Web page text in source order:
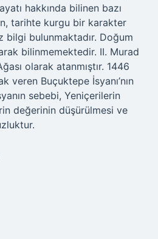
hakkında bilinen bazı
tarihte kurgu bir karakter
bilgi bulunmaktadır. Doğum
bilinmemektedir. II. Murad
olarak atanmıştır. 1446
veren Buçuktepe İsyanı’nın
sebebi, Yeniçerilerin
değerinin düşürülmesi ve